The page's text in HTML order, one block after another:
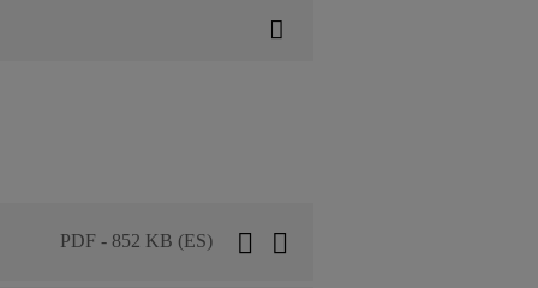
PDF - 852 KB (ES)